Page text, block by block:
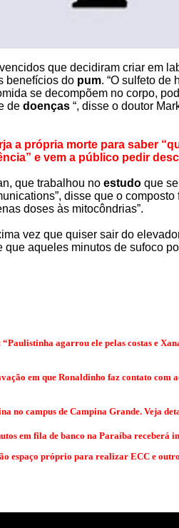
que decidiram criar em
benefícios do pum. “O sulfeto de
se decompõem no corpo,
de doenças “, disse o doutor
a própria morte para saber
e vem a público pedir
que trabalhou no estudo que
disse que o
doses às mitocôndrias”.
vez que quiser sair do
que aqueles minutos de sufoco
agarrou ele pelas costas e
em que Ronaldinho faz contato com
no campus de Campina Grande. Veja
em fila de banco na Paraíba receberá
espaço próprio para realizar ECC e